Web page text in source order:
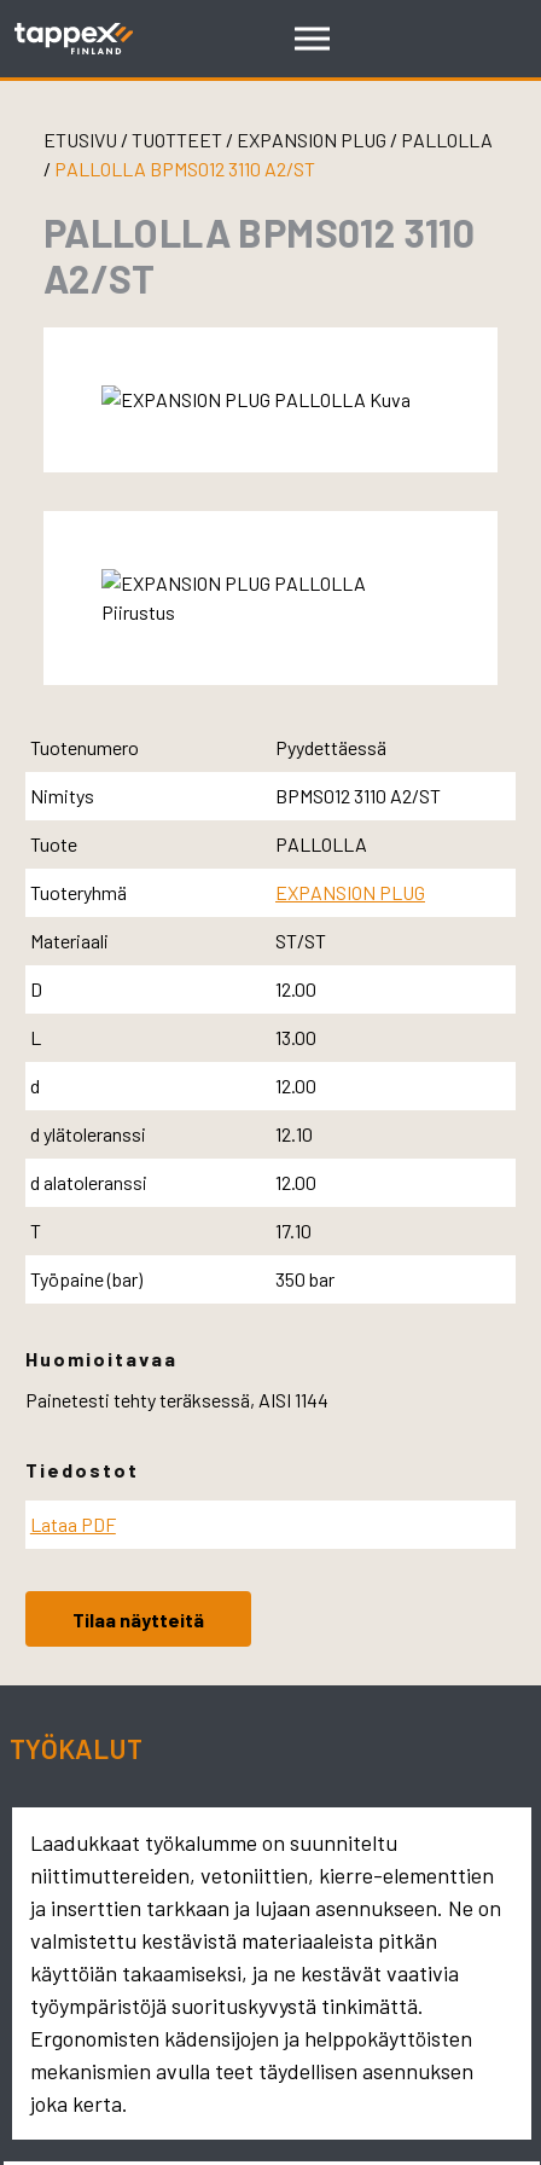
ETUSIVU / TUOTTEET/ EXPANSION PLUG / PALLOLLA
/ PALLOLLA BPMS012 3110 A2/ST
PALLOLLA BPMS012 3110
A2/ST
Tuotenumero Pyydettäessä
Nimitys BPMS012 3110 A2/ST
Tuote PALLOLLA
Tuoteryhmä EXPANSION PLUG
Materiaali ST/ST
D 12.00
L 13.00
d 12.00
d ylätoleranssi 12.10
d alatoleranssi 12.00
T 17.10
Työpaine (bar) 350 bar
Huomioitavaa
Painetesti tehty teräksessä, AISI 1144
Tiedostot
Lataa PDF
Tilaa näytteitä
TYÖKALUT
Laadukkaat työkalumme on suunniteltu
niittimuttereiden, vetoniittien, kierre-elementtien
ja inserttien tarkkaan ja lujaan asennukseen. Ne on
valmistettu kestävistä materiaaleista pitkän
käyttöiän takaamiseksi, ja ne kestävät vaativia
työympäristöjä suorituskyvystä tinkimättä.
Ergonomisten kädensijojen ja helppokäyttöisten
mekanismien avulla teet täydellisen asennuksen
joka kerta.